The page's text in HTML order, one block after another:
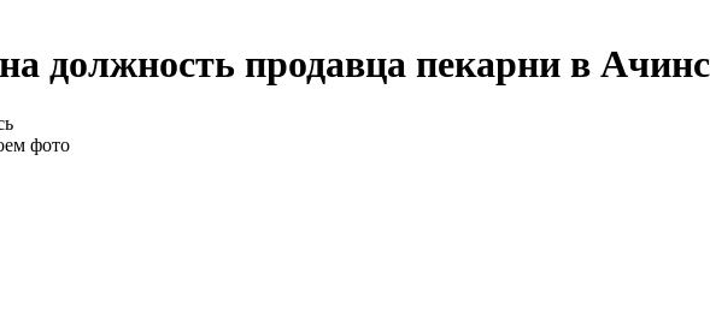
должность продавца пекарни в
фото